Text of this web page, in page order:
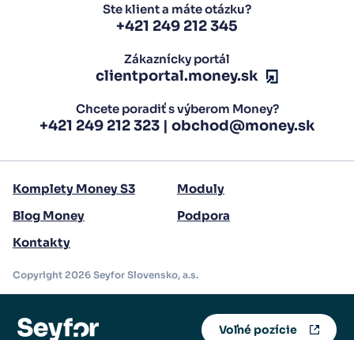
Ste klient a máte otázku?
+421 249 212 345
Zákaznícky portál
clientportal.money.sk
Chcete poradiť s výberom Money?
+421 249 212 323| obchod@money.sk
Komplety Money S3
Moduly
Blog Money
Podpora
Kontakty
Copyright 2026 Seyfor Slovensko, a.s.
Voľné pozície